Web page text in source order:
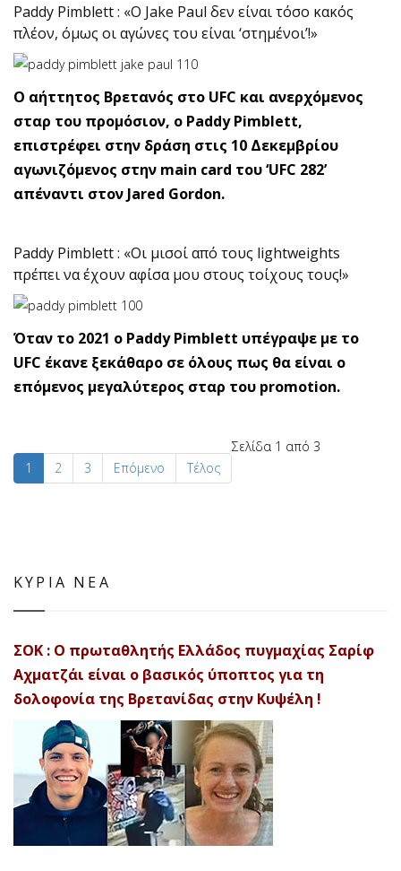
Paddy Pimblett : «Ο Jake Paul δεν είναι τόσο κακός
πλέον, όμως οι αγώνες του είναι ‘στημένοι’!»
O αήττητος Βρετανός στο UFC και ανερχόμενος
σταρ του προμόσιον, ο Paddy Pimblett,
επιστρέφει στην δράση στις 10 Δεκεμβρίου
αγωνιζόμενος στην main card του ‘UFC 282’
απέναντι στον Jared Gordon.
Paddy Pimblett : «Οι μισοί από τους lightweights
πρέπει να έχουν αφίσα μου στους τοίχους τους!»
Όταν το 2021 ο Paddy Pimblett υπέγραψε με το
UFC έκανε ξεκάθαρο σε όλους πως θα είναι ο
επόμενος μεγαλύτερος σταρ του promotion.
Σελίδα 1 από 3
1
2 3 Επόμενο Τέλος
ΚΥΡΙΑ ΝΕΑ
ΣΟΚ : Ο πρωταθλητής Ελλάδος πυγμαχίας Σαρίφ
Αχματζάι είναι ο βασικός ύποπτος για τη
δολοφονία της Βρετανίδας στην Κυψέλη !